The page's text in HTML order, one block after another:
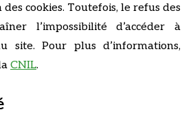
cookies. Toutefois, le refus des
l’impossibilité d’accéder à
site. Pour plus d’informations,
CNIL.